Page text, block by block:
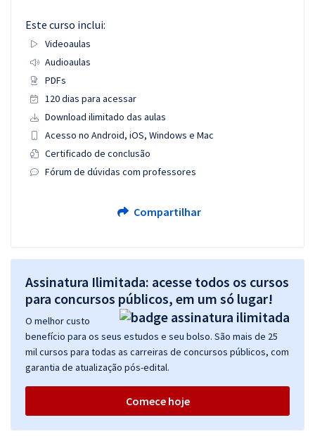
Este curso inclui:
Videoaulas
Audioaulas
PDFs
120 dias para acessar
Download ilimitado das aulas
Acesso no Android, iOS, Windows e Mac
Certificado de conclusão
Fórum de dúvidas com professores
Compartilhar
Assinatura Ilimitada: acesse todos os cursos
para concursos públicos, em um só lugar!
O melhor custo
benefício para os seus estudos e seu bolso. São mais de 25
mil cursos para todas as carreiras de concursos públicos, com
garantia de atualização pós-edital.
Comece hoje